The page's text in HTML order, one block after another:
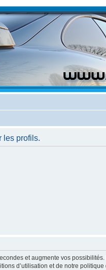
les profils.
et augmente vos
d’utilisation et de notre